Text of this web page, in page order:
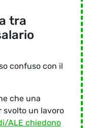
tra
confuso con il
che una
svolto un lavoro
ALE chiedono